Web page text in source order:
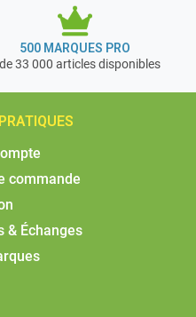
500 MARQUES PRO
33 000 articles disponibles
commande
& Échanges